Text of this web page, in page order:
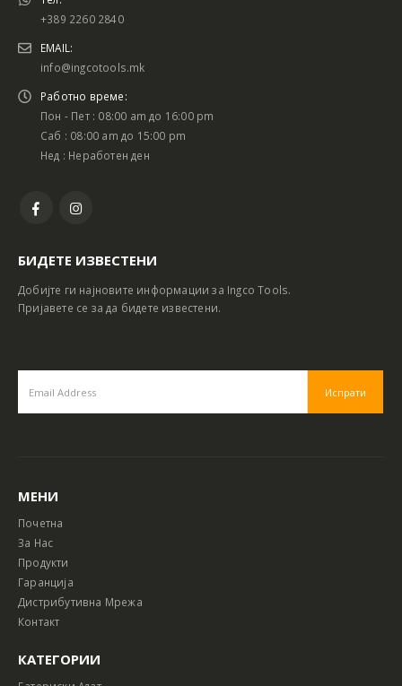
+389 2260 2840
EMAIL:
info@ingcotools.mk
Работно време:
Пон - Пет : 08:00 am до 16:00 pm
Саб : 08:00 am до 15:00 pm
Нед : Неработен ден
БИДЕТЕ ИЗВЕСТЕНИ
Добијте ги најновите информации за Ingco Tools.
Пријавете се за да бидете известени.
МЕНИ
Почетна
За Нас
Продукти
Гаранција
Дистрибутивна Мрежа
Контакт
КАТЕГОРИИ